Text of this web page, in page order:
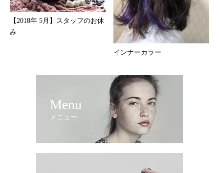
【2018年 5月】スタッフのお休
み
インナーカラー
Menu
メニュー